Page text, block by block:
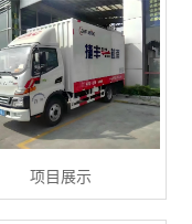
项目展示